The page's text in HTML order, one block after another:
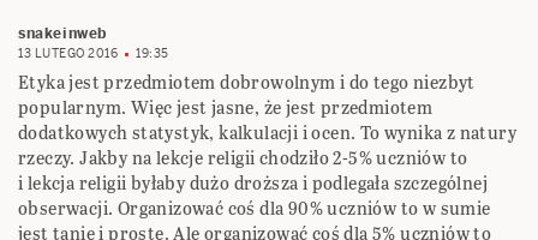
snakeinweb
13 LUTEGO 2016 19:35
Etyka jest przedmiotem dobrowolnym i do tego niezbyt
popularnym. Więc jest jasne, że jest przedmiotem
dodatkowych statystyk, kalkulacji i ocen. To wynika z natury
rzeczy. Jakby na lekcje religii chodziło 2-5% uczniów to
i lekcja religii byłaby dużo droższa i podlegała szczególnej
obserwacji. Organizować coś dla 90% uczniów to w sumie
jest tanie i proste. Ale organizować coś dla 5% uczniów to